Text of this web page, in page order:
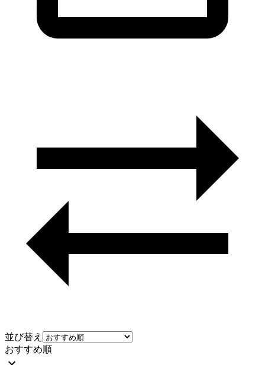
並び替え
おすすめ順